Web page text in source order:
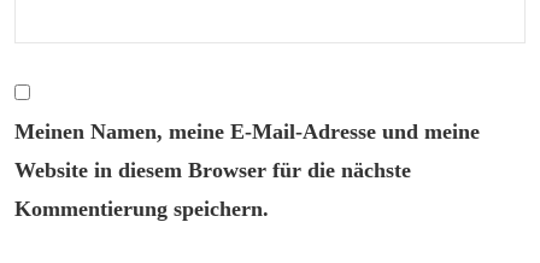
Meinen Namen, meine E-Mail-Adresse und meine
Website in diesem Browser für die nächste
Kommentierung speichern.